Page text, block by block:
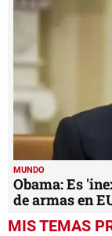
MUNDO
Obama: Es
de armas en
MIS TEMAS